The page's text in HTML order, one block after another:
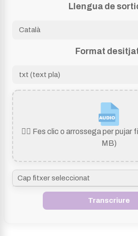
Llengua de
Format
👆🏻 Fes clic o arrossega per pujar
MB)
Cap fitxer seleccionat
Transcriure